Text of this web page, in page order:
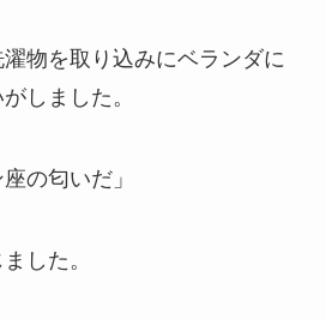
物を取り込みにベランダに
しました。
の匂いだ」
した。